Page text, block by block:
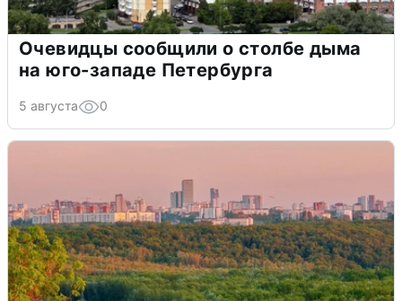
Очевидцы сообщили о столбе дыма
на юго-западе Петербурга
5 августа 0